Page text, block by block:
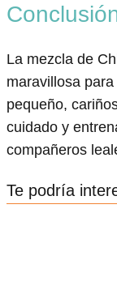
La mezcla de
maravillosa
pequeño,
cuidado y
compañeros
Te podría